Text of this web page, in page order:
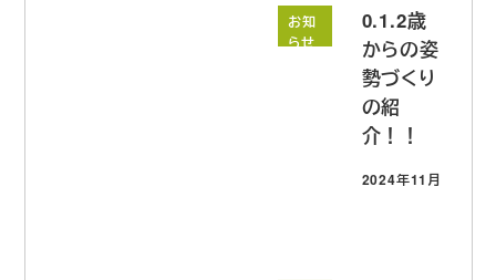
お知
らせ
0.1.2歳
からの姿
勢づくり
の紹
介！！
投稿日
2024年11月3日